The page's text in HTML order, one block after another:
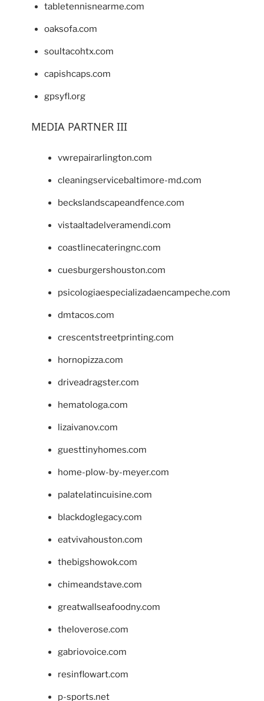
tabletennisnearme.com
oaksofa.com
soultacohtx.com
capishcaps.com
gpsyfl.org
MEDIA PARTNER III
vwrepairarlington.com
cleaningservicebaltimore-md.com
beckslandscapeandfence.com
vistaaltadelveramendi.com
coastlinecateringnc.com
cuesburgershouston.com
psicologiaespecializadaencampeche.com
dmtacos.com
crescentstreetprinting.com
hornopizza.com
driveadragster.com
hematologa.com
lizaivanov.com
guesttinyhomes.com
home-plow-by-meyer.com
palatelatincuisine.com
blackdoglegacy.com
eatvivahouston.com
thebigshowok.com
chimeandstave.com
greatwallseafoodny.com
theloverose.com
gabriovoice.com
resinflowart.com
p-sports.net